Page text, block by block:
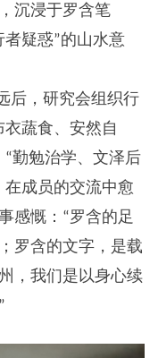
沉浸于罗含笔
者疑惑”的山水意
后，研究会组织行
衣蔬食、安然自
“勤勉治学、文泽后
在成员的交流中愈
感慨： “罗含的足
罗含的文字，是载
，我们是以身心续
”